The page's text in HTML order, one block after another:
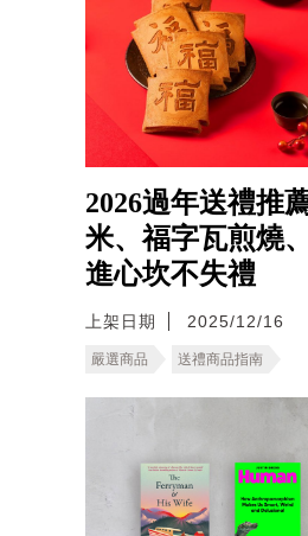
2026過年送禮推
米、福字瓦煎燒
進心坎不失禮
上架日期 2025/12/16
嚴選商品 送禮商品指南